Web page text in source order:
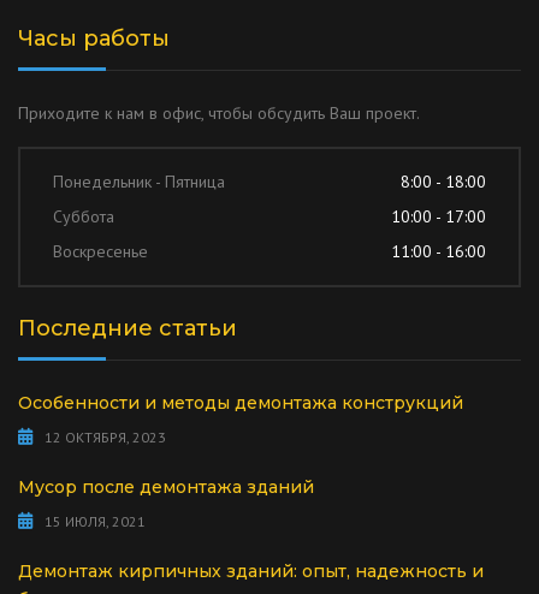
Часы работы
Приходите к нам в офис, чтобы обсудить Ваш проект.
Понедельник - Пятница
8:00 - 18:00
Суббота
10:00 - 17:00
Воскресенье
11:00 - 16:00
Последние статьи
Особенности и методы демонтажа конструкций
12 ОКТЯБРЯ, 2023
Мусор после демонтажа зданий
15 ИЮЛЯ, 2021
Демонтаж кирпичных зданий: опыт, надежность и